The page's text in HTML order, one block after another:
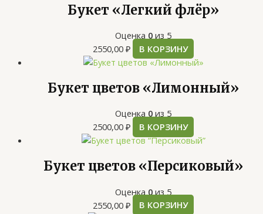
Букет «Легкий флёр»
Оценка 0 из 5
2550,00 ₽ В КОРЗИНУ
Букет цветов «Лимонный»
Оценка 0 из 5
2500,00 ₽ В КОРЗИНУ
Букет цветов «Персиковый»
Оценка 0 из 5
2550,00 ₽ В КОРЗИНУ